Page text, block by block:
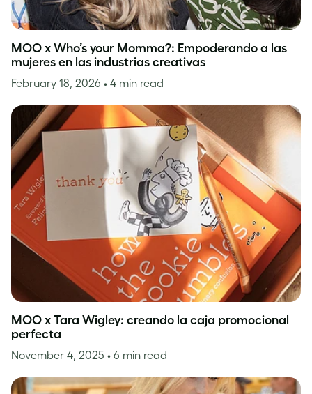
MOO x Who’s your Momma?: Empoderando a las
mujeres en las industrias creativas
February 18, 2026 • 4 min read
MOO x Tara Wigley: creando la caja promocional
perfecta
November 4, 2025 • 6 min read